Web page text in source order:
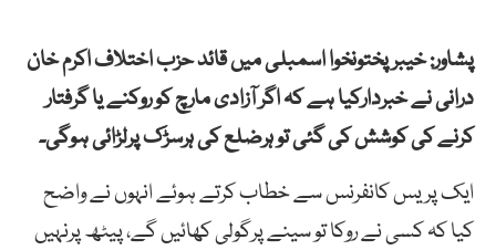
پشاور: خیبرپختونخوا اسمبلی میں قائد حزب اختلاف اکرم خان
درانی نے خبردارکیا ہے کہ اگر آزادی مارچ کو روکنے یا گرفتار
کرنے کی کوشش کی گئی تو ہرضلع کی ہرسڑک پرلڑائی ہوگی۔
ایک پریس کانفرنس سے خطاب کرتے ہوئے انہوں نے واضح
کیا کہ کسی نے روکا تو سینے پرگولی کھائیں گے، پیٹھ پرنہیں